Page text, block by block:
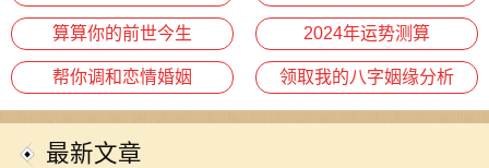
算算你的前世今生 2024年运势测算
帮你调和恋情婚姻 领取我的八字姻缘分析
最新文章